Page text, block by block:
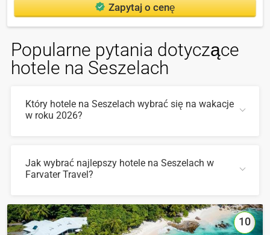
Zapytaj o cenę
Popularne pytania dotyczące
hotele na Seszelach
Który hotele na Seszelach wybrać się na wakacje
w roku 2026?
Jak wybrać najlepszy hotele na Seszelach w
Farvater Travel?
wygodnej wyszukiwarki na stronie, również w Farvater
Travel znajdziesz wiele zdjęć hoteli i opinii na temat
najlepszych hotele na Seszelach
10